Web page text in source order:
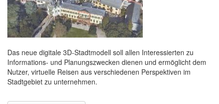
Das neue digitale 3D-Stadtmodell soll allen Interessierten zu
Informations- und Planungszwecken dienen und ermöglicht dem
Nutzer, virtuelle Reisen aus verschiedenen Perspektiven im
Stadtgebiet zu unternehmen.